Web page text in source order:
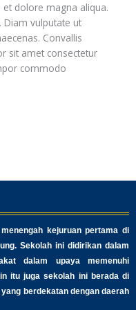
dolore magna aliqua.
Diam vulputate ut
Convallis
sit amet consectetur
commodo
kejuruan pertama di
Sekolah ini didirikan dalam
dalam upaya memenuhi
itu juga sekolah ini berada di
berdekatan dengan daerah